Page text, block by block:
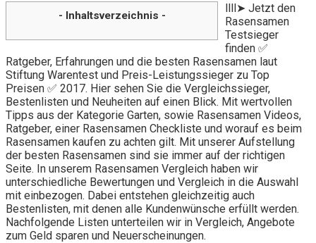
- Inhaltsverzeichnis -
llll➤ Jetzt den
Rasensamen
Testsieger
finden ✅
Ratgeber, Erfahrungen und die besten Rasensamen laut
Stiftung Warentest und Preis-Leistungssieger zu Top
Preisen ✅ 2017. Hier sehen Sie die Vergleichssieger,
Bestenlisten und Neuheiten auf einen Blick. Mit wertvollen
Tipps aus der Kategorie Garten, sowie Rasensamen Videos,
Ratgeber, einer Rasensamen Checkliste und worauf es beim
Rasensamen kaufen zu achten gilt. Mit unserer Aufstellung
der besten Rasensamen sind sie immer auf der richtigen
Seite. In unserem Rasensamen Vergleich haben wir
unterschiedliche Bewertungen und Vergleich in die Auswahl
mit einbezogen. Dabei entstehen gleichzeitig auch
Bestenlisten, mit denen alle Kundenwünsche erfüllt werden.
Nachfolgende Listen unterteilen wir in Vergleich, Angebote
zum Geld sparen und Neuerscheinungen.